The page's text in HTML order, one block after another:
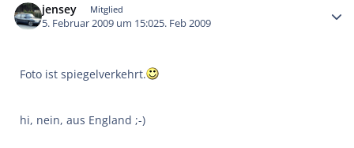
jensey Mitglied
5. Februar 2009 um 15:025. Feb 2009
Foto ist spiegelverkehrt.
hi, nein, aus England ;-)